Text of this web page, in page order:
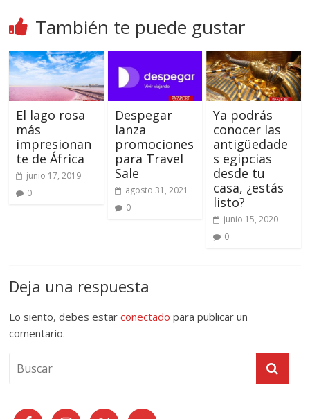
También te puede gustar
El lago rosa
más
impresionan
te de África
junio 17, 2019
0
Despegar
lanza
promociones
para Travel
Sale
agosto 31, 2021
0
Ya podrás
conocer las
antigüedade
s egipcias
desde tu
casa, ¿estás
listo?
junio 15, 2020
0
Deja una respuesta
Lo siento, debes estarconectado para publicar un
comentario.